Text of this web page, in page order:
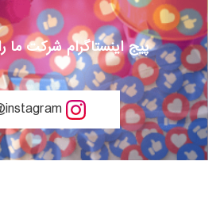
پیج اینستاگرام شرکت ما
instagram@